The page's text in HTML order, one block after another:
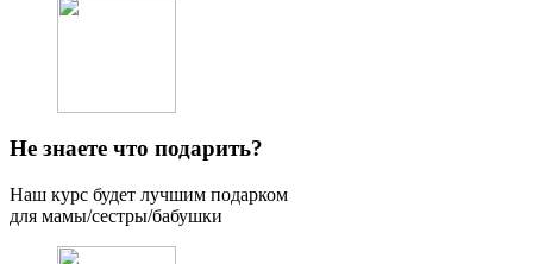
Не знаете что подарить?
Наш курс будет лучшим подарком
для мамы/сестры/бабушки